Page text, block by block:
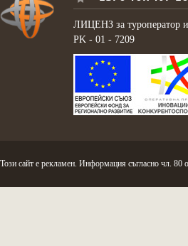
ЛИЦЕНЗ за туроператор и
PK - 01 - 7209
Този сайт е рекламен. Информация съгласно чл.